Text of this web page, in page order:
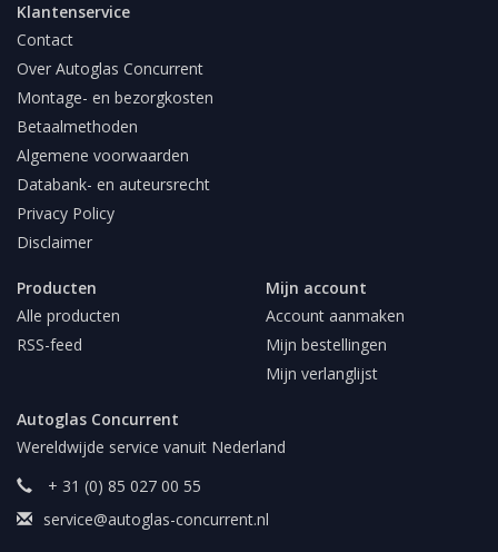
Klantenservice
Contact
Over Autoglas Concurrent
Montage- en bezorgkosten
Betaalmethoden
Algemene voorwaarden
Databank- en auteursrecht
Privacy Policy
Disclaimer
Producten
Alle producten
RSS-feed
Mijn account
Account aanmaken
Mijn bestellingen
Mijn verlanglijst
Autoglas Concurrent
Wereldwijde service vanuit Nederland
+ 31 (0) 85 027 00 55
service@autoglas-concurrent.nl